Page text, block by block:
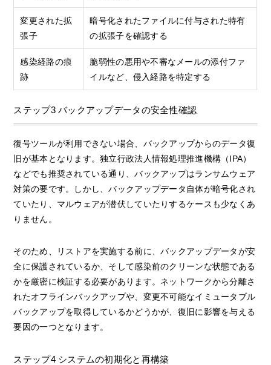
変更された拡
張子
暗号化されたファイルに付与された特有
の拡張子を確認する
感染経路の痕
跡
脆弱性の悪用や不審なメールの添付ファ
イルなど、侵入経路を特定する
ステップ3 バックアップデータの安全性確認
復号ツールが利用できない場合、バックアップからのデータ復
旧が基本となります。独立行政法人情報処理推進機構（IPA）
などでも推奨されている通り、バックアップはランサムウェア
対策の要です。しかし、バックアップデータ自体が暗号化され
ていたり、マルウェアが潜伏していたりするケースも少なくあ
りません。
そのため、リストアを実施する前に、バックアップデータが安
全に保護されているか、そして感染前のクリーンな状態である
かを厳密に検証する必要があります。ネットワークから分離さ
れたオフラインバックアップや、変更不可能なイミュータブル
バックアップを取得しているかどうかが、復旧に影響を与える
要因の一つとなります。
ステップ4 システムの初期化と再構築